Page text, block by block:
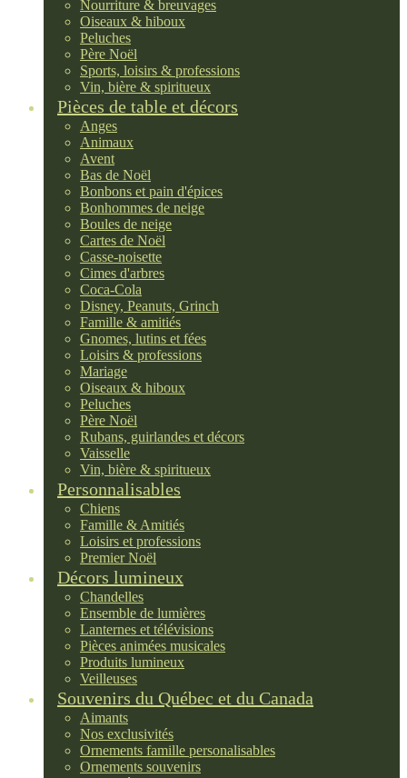
Nourriture & breuvages
Oiseaux & hiboux
Peluches
Père Noël
Sports, loisirs & professions
Vin, bière & spiritueux
Pièces de table et décors
Anges
Animaux
Avent
Bas de Noël
Bonbons et pain d'épices
Bonhommes de neige
Boules de neige
Cartes de Noël
Casse-noisette
Cimes d'arbres
Coca-Cola
Disney, Peanuts, Grinch
Famille & amitiés
Gnomes, lutins et fées
Loisirs & professions
Mariage
Oiseaux & hiboux
Peluches
Père Noël
Rubans, guirlandes et décors
Vaisselle
Vin, bière & spiritueux
Personnalisables
Chiens
Famille & Amitiés
Loisirs et professions
Premier Noël
Décors lumineux
Chandelles
Ensemble de lumières
Lanternes et télévisions
Pièces animées musicales
Produits lumineux
Veilleuses
Souvenirs du Québec et du Canada
Aimants
Nos exclusivités
Ornements famille personalisables
Ornements souvenirs